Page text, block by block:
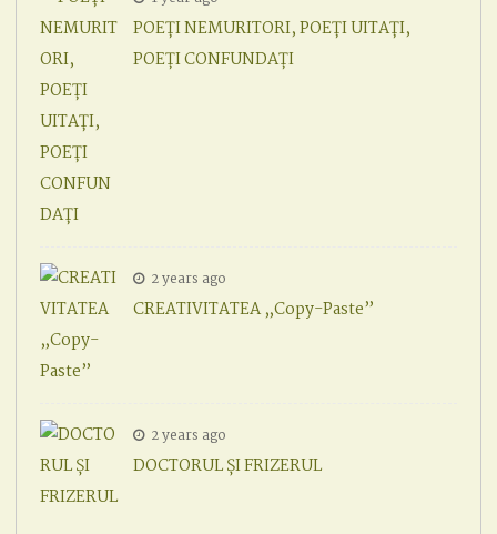
POEȚI NEMURITORI, POEȚI UITAȚI,
POEȚI CONFUNDAȚI
2 years ago
CREATIVITATEA „Copy-Paste”
2 years ago
DOCTORUL ȘI FRIZERUL